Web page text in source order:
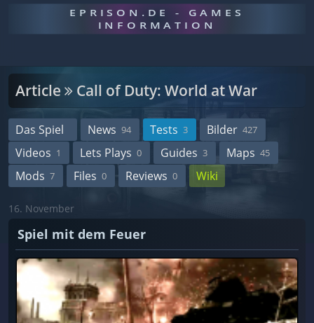
EPRISON.DE - GAMES
INFORMATION
Article Call of Duty: World at War
Das Spiel News 94 Tests 3 Bilder 427
Videos 1 Lets Plays 0 Guides 3 Maps 45
Mods 7 Files 0 Reviews 0 Wiki
16. November
Spiel mit dem Feuer